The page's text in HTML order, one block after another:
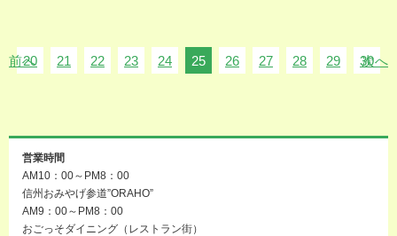
前へ
20 21 22 23 24 25 26 27 28 29 30
次へ
営業時間
AM10：00～PM8：00
信州おみやげ参道”ORAHO”
AM9：00～PM8：00
おごっそダイニング（レストラン街）